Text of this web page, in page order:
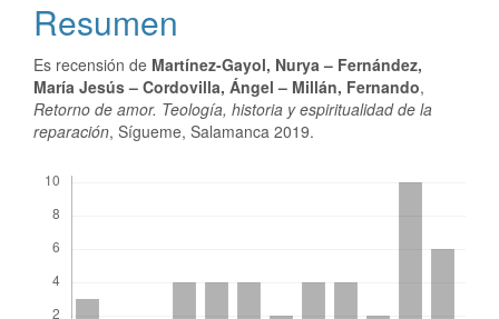
Resumen
Es recensión de Martínez-Gayol, Nurya – Fernández,
María Jesús – Cordovilla, Ángel – Millán, Fernando,
Retorno de amor. Teología, historia y espiritualidad de la
reparación, Sígueme, Salamanca 2019.